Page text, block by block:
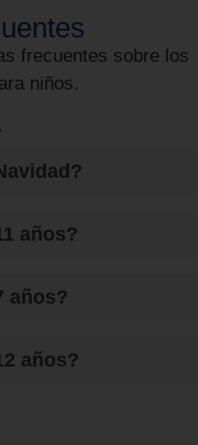
frecuentes sobre los
niños.
años?
años?
años?